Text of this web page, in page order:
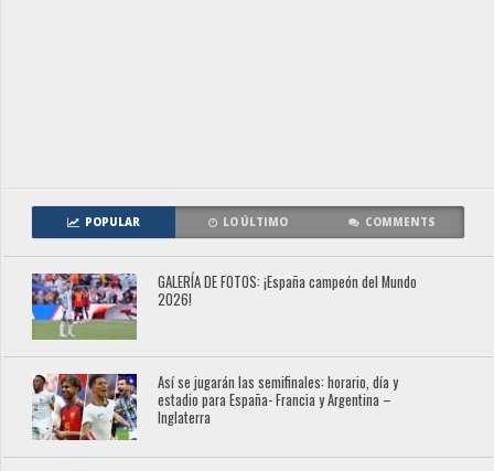
POPULAR LO ÚLTIMO COMMENTS
GALERÍA DE FOTOS: ¡España campeón del Mundo
2026!
Así se jugarán las semifinales: horario, día y
estadio para España- Francia y Argentina –
Inglaterra